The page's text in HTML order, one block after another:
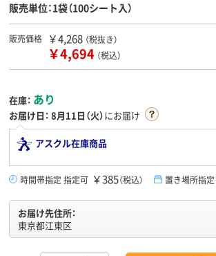
販売単位：1袋（100シート入）
販売価格 ￥4,268 （税抜き）
￥4,694 （税込）
在庫： あり
お届け日： 8月11日（火）にお届け
アスクル在庫商品
時間帯指定 指定可 ￥385（税込） 置き場所指
お届け先住所：
東京都江東区